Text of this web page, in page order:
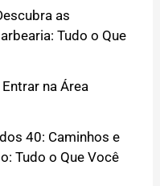
as
Tudo o Que
na Área
40: Caminhos e
Tudo o Que Você